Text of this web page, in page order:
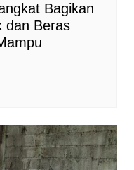
Bagikan
dan Beras